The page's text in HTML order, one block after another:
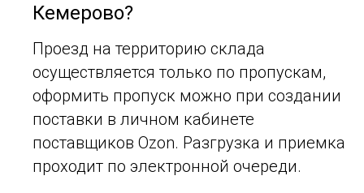
Кемерово?
Проезд на территорию склада
осуществляется только по пропускам,
оформить пропуск можно при создании
поставки в личном кабинете
поставщиков Ozon. Разгрузка и приемка
проходит по электронной очереди.